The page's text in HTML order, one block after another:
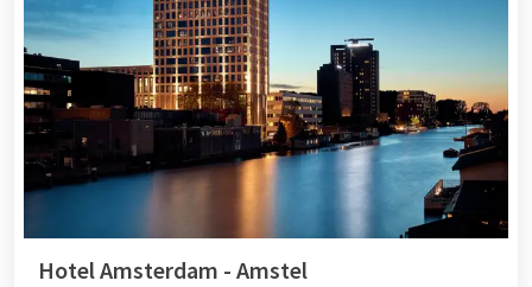
Hotel Amsterdam - Amstel